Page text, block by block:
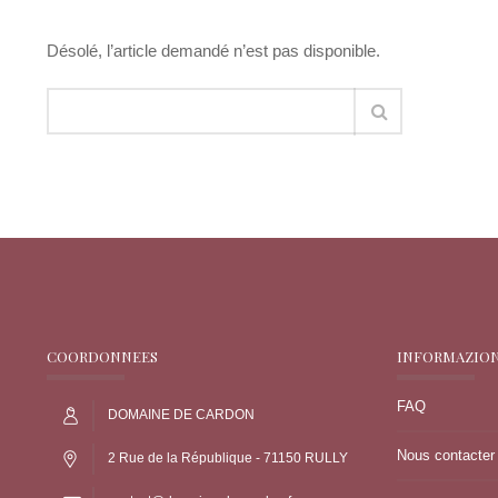
Désolé, l’article demandé n’est pas disponible.
COORDONNEES
DOMAINE DE CARDON
2 Rue de la République - 71150 RULLY
FAQ
Nous contacter